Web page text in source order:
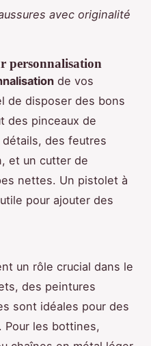
avec originalité
personnalisation
de vos
de disposer des bons
des pinceaux de
des feutres
et un cutter de
nettes. Un pistolet à
pour ajouter des
un rôle crucial dans le
des peintures
sont idéales pour des
Pour les bottines,